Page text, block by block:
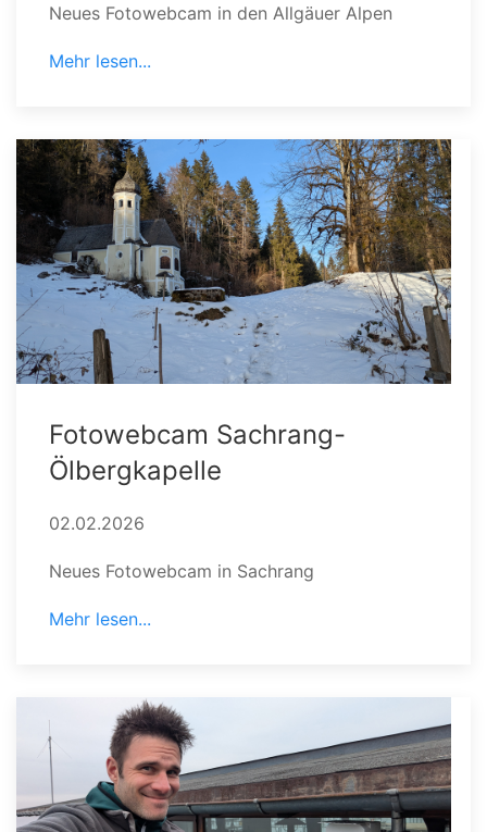
Neues Fotowebcam in den Allgäuer Alpen
Mehr lesen...
Fotowebcam Sachrang-
Ölbergkapelle
02.02.2026
Neues Fotowebcam in Sachrang
Mehr lesen...